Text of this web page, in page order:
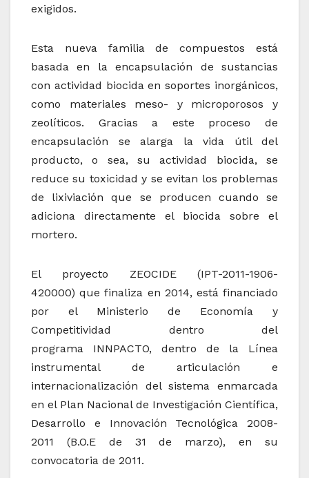
exigidos.
Esta nueva familia de compuestos está
basada en la encapsulación de sustancias
con actividad biocida en soportes inorgánicos,
como materiales meso- y microporosos y
zeolíticos. Gracias a este proceso de
encapsulación se alarga la vida útil del
producto, o sea, su actividad biocida, se
reduce su toxicidad y se evitan los problemas
de lixiviación que se producen cuando se
adiciona directamente el biocida sobre el
mortero.
El proyecto ZEOCIDE (IPT-2011-1906-
420000) que finaliza en 2014, está financiado
por el Ministerio de Economía y
Competitividad dentro del
programa INNPACTO, dentro de la Línea
instrumental de articulación e
internacionalización del sistema enmarcada
en el Plan Nacional de Investigación Científica,
Desarrollo e Innovación Tecnológica 2008-
2011 (B.O.E de 31 de marzo), en su
convocatoria de 2011.